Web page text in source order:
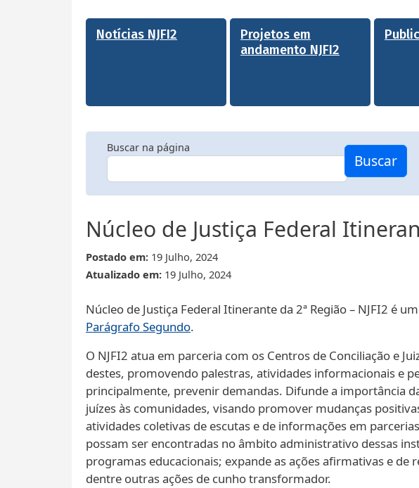
Notícias NJFI2
Projetos em
andamento NJFI2
Buscar na página
Buscar
Núcleo de Justiça Federal
Postado em: 19 Julho, 2024
Atualizado em: 19 Julho, 2024
Núcleo de Justiça Federal Itinerante da 2ª Região – NJFI2 é
Parágrafo Segundo.
O NJFI2 atua em parceria com os Centros de Conciliação e
destes, promovendo palestras, atividades informacionais e
principalmente, prevenir demandas. Difunde a importância
juízes às comunidades, visando promover mudanças
atividades coletivas de escutas e de informações em
possam ser encontradas no âmbito administrativo dessas
programas educacionais; expande as ações afirmativas e
dentre outras ações de cunho transformador.